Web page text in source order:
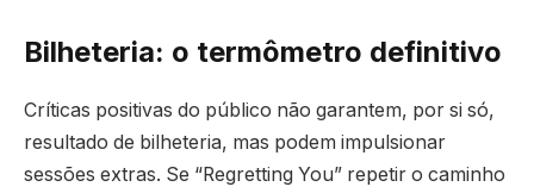
Bilheteria: o termômetro definitivo
Críticas positivas do público não garantem, por si só,
resultado de bilheteria, mas podem impulsionar
sessões extras. Se “Regretting You” repetir o caminho